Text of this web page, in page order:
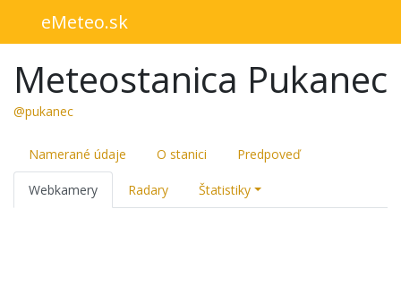
eMeteo.sk
Meteostanica Pukanec
@pukanec
Namerané údaje O stanici Predpoveď
Webkamery Radary Štatistiky